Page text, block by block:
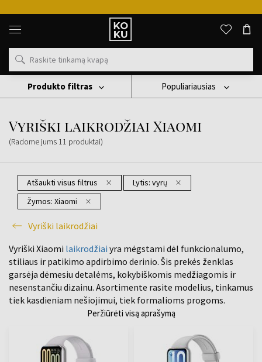
Originalūs
kvepalai
laikrodžiai
vienoje
Laikrodis Vyriški Laikrodžiai Vyriški Laikrodžiai Xiaomi
Vyriški laikrodžiai Xiaomi
(Radome jums 11 produktai)
Populiariausias
Atšaukti visus filtrus Lytis: vyrų
Žymos: Xiaomi
Vyriški laikrodžiai
Produkto filtras
Vyriški Xiaomi laikrodžiai yra mėgstami dėl funkcionalumo,
stiliaus ir patikimo apdirbimo derinio. Šis prekės ženklas
garsėja dėmesiu detalėms, kokybiškomis medžiagomis ir
nesenstančiu dizainu. Asortimente rasite modelius, tinkamus
tiek kasdieniam nešiojimui, tiek formalioms progoms.
Peržiūrėti visą aprašymą